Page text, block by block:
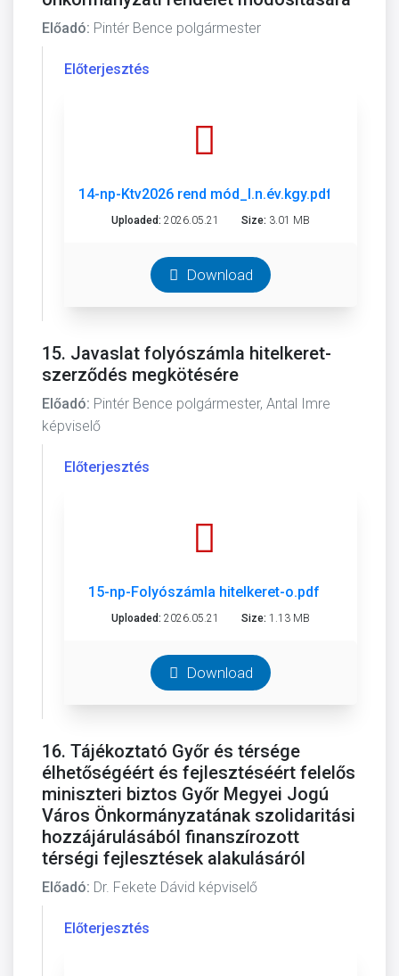
Előadó: Pintér Bence polgármester
Előterjesztés
14-np-Ktv2026 rend mód_I.n.év.kgy.pdf
Uploaded: 2026.05.21 Size: 3.01 MB
Download
15. Javaslat folyószámla hitelkeret-
szerződés megkötésére
Előadó: Pintér Bence polgármester, Antal Imre
képviselő
Előterjesztés
15-np-Folyószámla hitelkeret-o.pdf
Uploaded: 2026.05.21 Size: 1.13 MB
Download
16. Tájékoztató Győr és térsége
élhetőségéért és fejlesztéséért felelős
miniszteri biztos Győr Megyei Jogú
Város Önkormányzatának szolidaritási
hozzájárulásából finanszírozott
térségi fejlesztések alakulásáról
Előadó: Dr. Fekete Dávid képviselő
Előterjesztés